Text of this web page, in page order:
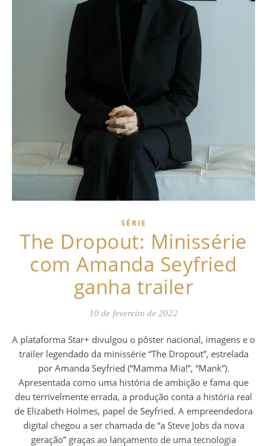
SÉRIE
The Dropout: Minissérie
com Amanda Seyfried
ganha trailer
10 de fevereiro de 2022
A plataforma Star+ divulgou o pôster nacional, imagens e o
trailer legendado da minissérie “The Dropout”, estrelada
por Amanda Seyfried (“Mamma Mia!”, “Mank”).
Apresentada como uma história de ambição e fama que
deu terrivelmente errada, a produção conta a história real
de Elizabeth Holmes, papel de Seyfried. A empreendedora
digital chegou a ser chamada de “a Steve Jobs da nova
geração” graças ao lançamento de uma tecnologia